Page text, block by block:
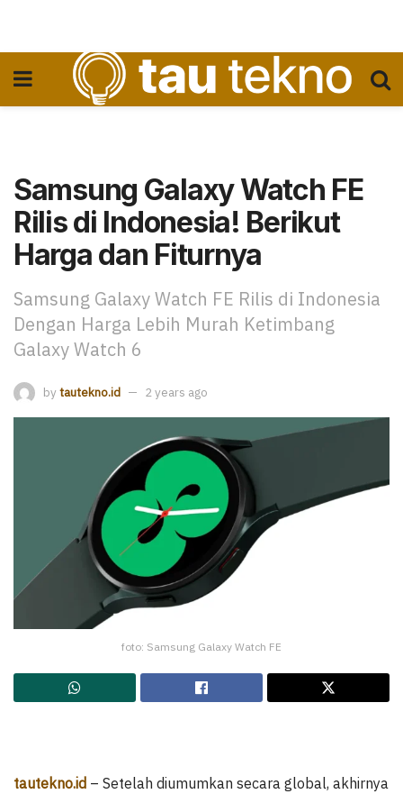
Samsung Galaxy Watch FE
Rilis di Indonesia! Berikut
Harga dan Fiturnya
Samsung Galaxy Watch FE Rilis di Indonesia
Dengan Harga Lebih Murah Ketimbang
Galaxy Watch 6
by tautekno.id 2 years ago
foto: Samsung Galaxy Watch FE
tautekno.id – Setelah diumumkan secara global, akhirnya